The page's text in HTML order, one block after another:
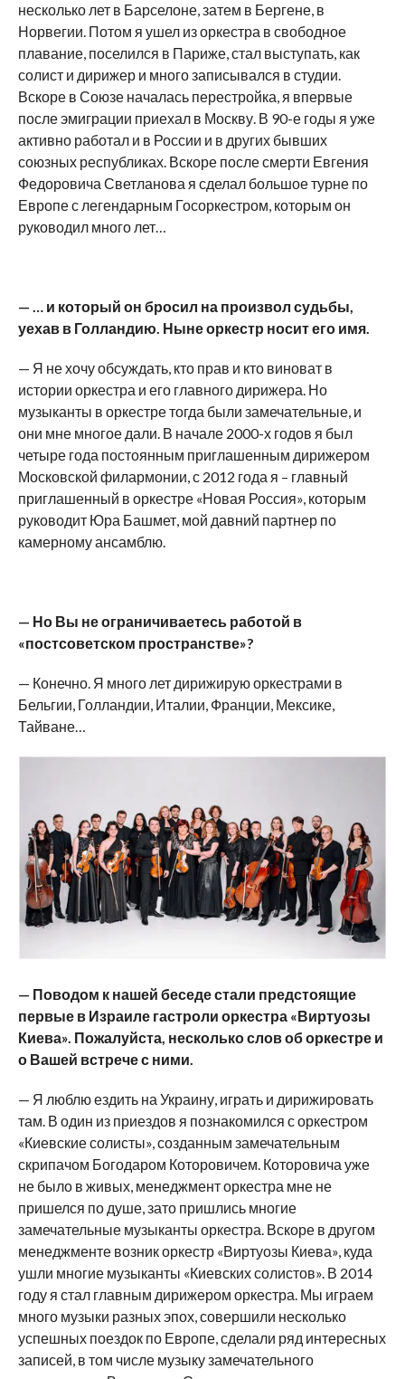
несколько лет в Барселоне, затем в Бергене, в
Норвегии. Потом я ушел из оркестра в свободное
плавание, поселился в Париже, стал выступать, как
солист и дирижер и много записывался в студии.
Вскоре в Союзе началась перестройка, я впервые
после эмиграции приехал в Москву. В 90-е годы я уже
активно работал и в России и в других бывших
союзных республиках. Вскоре после смерти Евгения
Федоровича Светланова я сделал большое турне по
Европе с легендарным Госоркестром, которым он
руководил много лет…
— … и который он бросил на произвол судьбы,
уехав в Голландию. Ныне оркестр носит его имя.
— Я не хочу обсуждать, кто прав и кто виноват в
истории оркестра и его главного дирижера. Но
музыканты в оркестре тогда были замечательные, и
они мне многое дали. В начале 2000-х годов я был
четыре года постоянным приглашенным дирижером
Московской филармонии, с 2012 года я – главный
приглашенный в оркестре «Новая Россия», которым
руководит Юра Башмет, мой давний партнер по
камерному ансамблю.
— Но Вы не ограничиваетесь работой в
«постсоветском пространстве»?
— Конечно. Я много лет дирижирую оркестрами в
Бельгии, Голландии, Италии, Франции, Мексике,
Тайване…
— Поводом к нашей беседе стали предстоящие
первые в Израиле гастроли оркестра «Виртуозы
Киева». Пожалуйста, несколько слов об оркестре и
о Вашей встрече с ними.
— Я люблю ездить на Украину, играть и дирижировать
там. В один из приездов я познакомился с оркестром
«Киевские солисты», созданным замечательным
скрипачом Богодаром Которовичем. Которовича уже
не было в живых, менеджмент оркестра мне не
пришелся по душе, зато пришлись многие
замечательные музыканты оркестра. Вскоре в другом
менеджменте возник оркестр «Виртуозы Киева», куда
ушли многие музыканты «Киевских солистов». В 2014
году я стал главным дирижером оркестра. Мы играем
много музыки разных эпох, совершили несколько
успешных поездок по Европе, сделали ряд интересных
записей, в том числе музыку замечательного